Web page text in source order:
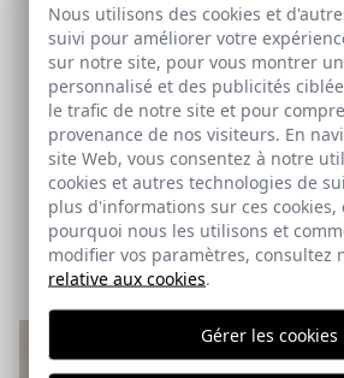
27,95 € /
Nous utilisons des cookies et
suivi pour améliorer votre
sur notre site, pour vous montrer
personnalisé et des publicités
le trafic de notre site et pour
provenance de nos visiteurs. En
site Web, vous consentez à notre
cookies et autres technologies de
plus d'informations sur ces cookies,
pourquoi nous les utilisons et
modifier vos paramètres, consultez
relative aux cookies.
Gérer les cookies